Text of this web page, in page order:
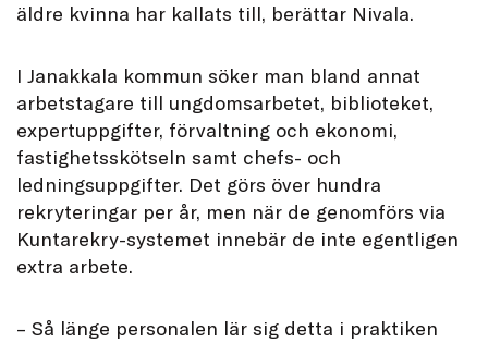
äldre kvinna har kallats till, berättar Nivala.
I Janakkala kommun söker man bland annat
arbetstagare till ungdomsarbetet, biblioteket,
expertuppgifter, förvaltning och ekonomi,
fastighetsskötseln samt chefs- och
ledningsuppgifter. Det görs över hundra
rekryteringar per år, men när de genomförs via
Kuntarekry-systemet innebär de inte egentligen
extra arbete.
– Så länge personalen lär sig detta i praktiken